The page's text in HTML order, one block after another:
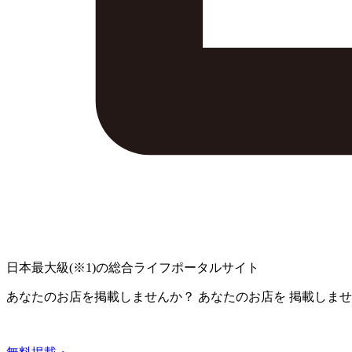
日本最大級(※1)の総合ライフポータルサイト
あなたのお店を掲載しませんか？ あなたのお店を 掲載しま